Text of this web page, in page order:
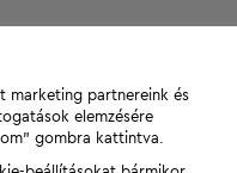
marketing partnereink és
elemzésére
gombra kattintva.